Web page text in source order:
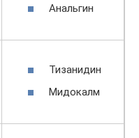
Анальгин
Тизанидин
Мидокалм